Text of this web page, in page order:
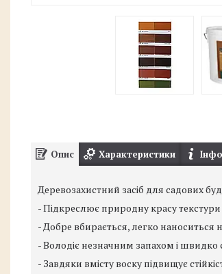
Опис Характеристики
Деревозахистний засіб для садових
- Підкреслює природну красу
- Добре вбирається, легко наноситься
- Володіє незначним запахом і швидко
- Завдяки вмісту воску підвищує